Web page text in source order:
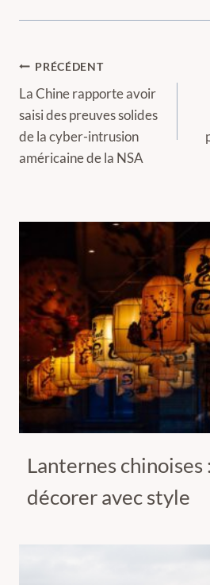
Navigation
de
l’article
PRÉCÉDENT
La Chine rapporte avoir
saisi des preuves solides
de la cyber-intrusion
américaine de la NSA
Lanternes chinoises
décorer avec style